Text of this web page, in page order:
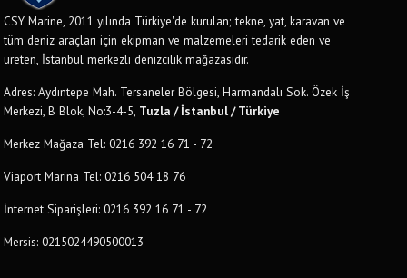
CSY Marine, 2011 yılında Türkiye'de kurulan; tekne, yat, karavan ve
tüm deniz araçları için ekipman ve malzemeleri tedarik eden ve
üreten, İstanbul merkezli denizcilik mağazasıdır.
Adres: Aydıntepe Mah. Tersaneler Bölgesi, Harmandalı Sok. Özek İş
Merkezi, B Blok, No:3-4-5, Tuzla / İstanbul / Türkiye
Merkez Mağaza Tel: 0216 392 16 71 - 72
Viaport Marina Tel: 0216 504 18 76
İnternet Siparişleri: 0216 392 16 71 - 72
Mersis: 0215024490500013